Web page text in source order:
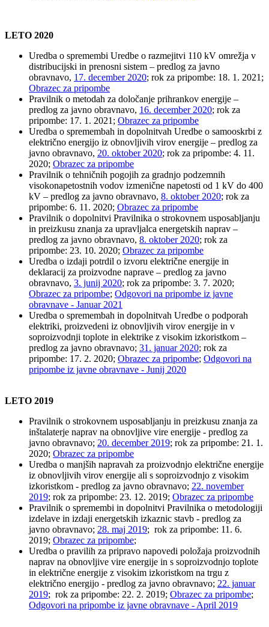
LETO 2020
Uredba o spremembi Uredbe o razmejitvi 110 kV omrežja v
distribucijski in prenosni sistem – predlog za javno
obravnavo, 17. december 2020; rok za pripombe: 18. 1. 2021;
Obrazec za pripombe
Pravilnik o metodah za določanje prihrankov energije –
predlog za javno obravnavo, 16. december 2020; rok za
pripombe: 17. 1. 2021; Obrazec za pripombe
Uredba o spremembah in dopolnitvah Uredbe o samooskrbi z
električno energijo iz obnovljivih virov energije – predlog za
javno obravnavo, 20. oktober 2020; rok za pripombe: 4. 11.
2020; Obrazec za pripombe
Pravilnik o tehničnih pogojih za gradnjo podzemnih
visokonapetostnih vodov izmenične napetosti od 1 kV do 400
kV – predlog za javno obravnavo, 8. oktober 2020; rok za
pripombe: 6. 11. 2020; Obrazec za pripombe
Pravilnik o dopolnitvi Pravilnika o strokovnem usposabljanju
in preizkusu znanja za upravljalca energetskih naprav –
predlog za javno obravnavo, 8. oktober 2020; rok za
pripombe: 23. 10. 2020; Obrazec za pripombe
Uredba o izdaji potrdil o izvoru električne energije in
deklaracij za proizvodne naprave – predlog za javno
obravnavo, 3. junij 2020; rok za pripombe: 3. 7. 2020;
Obrazec za pripombe; Odgovori na pripombe iz javne
obravnave - Januar 2021
Uredba o spremembah in dopolnitvah Uredbe o podporah
elektriki, proizvedeni iz obnovljivih virov energije in v
soproizvodnji toplote in elektrike z visokim izkoristkom –
predlog za javno obravnavo; 31. januar 2020; rok za
pripombe: 17. 2. 2020; Obrazec za pripombe; Odgovori na
pripombe iz javne obravnave - Junij 2020
LETO 2019
Pravilnik o strokovnem usposabljanju in preizkusu znanja za
inštalaterje naprav na obnovljive vire energije - predlog za
javno obravnavo; 20. december 2019; rok za pripombe: 21. 1.
2020; Obrazec za pripombe
Uredba o manjših napravah za proizvodnjo električne energije
iz obnovljivih virov energije ali s soproizvodnjo z visokim
izkoristkom - predlog za javno obravnavo; 22. november
2019; rok za pripombe: 23. 12. 2019; Obrazec za pripombe
Pravilnik o spremembi in dopolnitvi Pravilnika o metodologiji
izdelave in izdaji energetskih izkaznic stavb - predlog za
javno obravnavo; 28. maj 2019; rok za pripombe: 11. 6.
2019; Obrazec za pripombe;
Uredba o pravilih za pripravo napovedi položaja proizvodnih
naprav na obnovljive vire energije in s soproizvodnjo toplote
in električne energije z visokim izkoristkom na trgu z
električno energijo - predlog za javno obravnavo; 22. januar
2019; rok za pripombe: 22. 2. 2019; Obrazec za pripombe;
Odgovori na pripombe iz javne obravnave - April 2019